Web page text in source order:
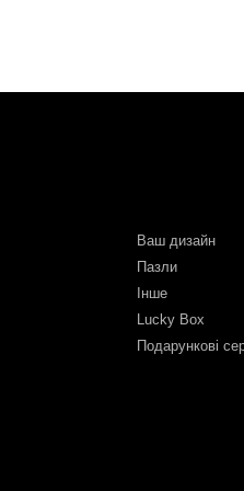
Ваш дизайн
Пазли
Інше
Lucky Box
Подарункові